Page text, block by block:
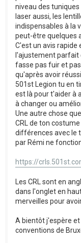
niveau des
laser aussi, les
indispensables à la
peut-être quelques
C'est un avis
l'ajustement parfait
fasse pas fuir et
qu'après avoir
501st Legion tu en
est là pour t'aider à
à changer ou
Une autre chose
CRL de ton
différences avec le
par Rémi ne
https://
Les CRL sont en
dans l'onglet en
merveilles pour
A bientôt j'espère
conventions de